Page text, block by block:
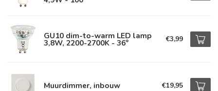
GU10 dim-to-warm LED lamp
3,8W, 2200-2700K - 36° €3,99
Muurdimmer, inbouw €19,95